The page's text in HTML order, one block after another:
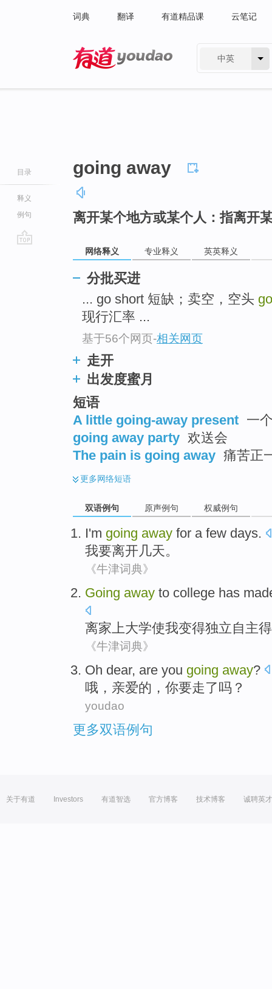
词典 翻译 有道精品课 云笔记
中英
目录
释义
例句
going away
离开某个地方或某个人：指离开
网络释义 专业释义 英英释义
分批买进
... go short 短缺；卖空，空头
现行汇率 ...
基于56个网页-相关网页
走开
出发度蜜月
短语
A little going-away present 一
going away party 欢送会
The pain is going away 痛苦正
更多网络短语
双语例句 原声例句 权威例句
I'm going away for a few days.
我要离开几天。
《牛津词典》
Going away to college has
离家 上大学使我变得独立自主
《牛津词典》
Oh dear, are you going away?
哦 ， 亲爱的 ， 你要走了吗？
youdao
更多双语例句
关于有道 Investors 有道智选 官方博客 技术博客 诚聘英才